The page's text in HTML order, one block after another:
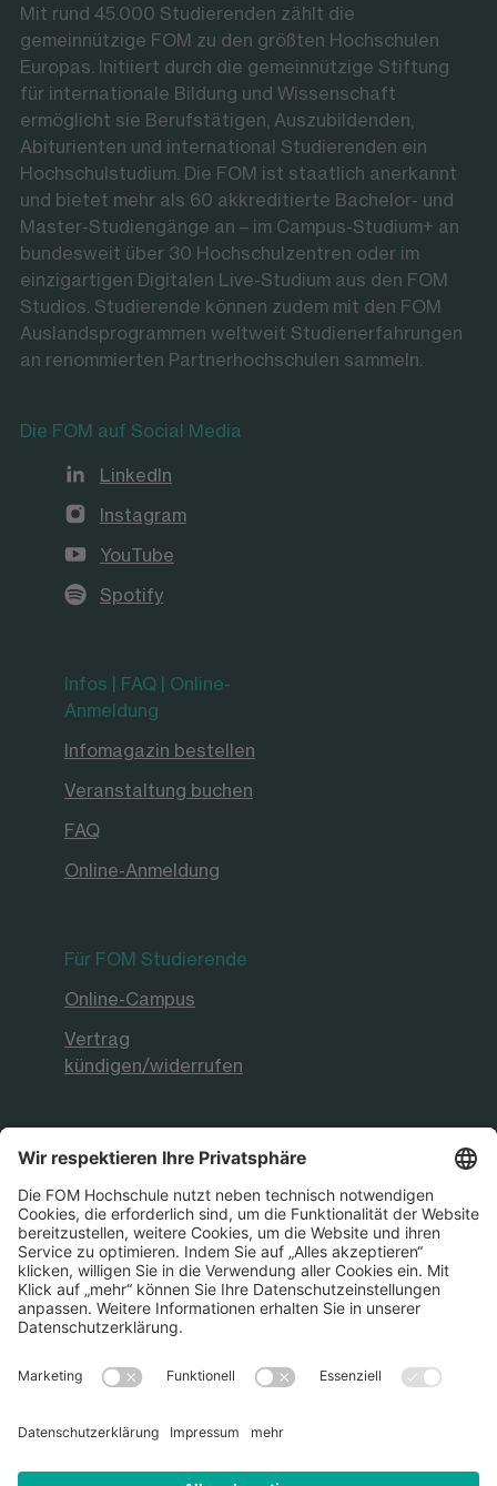
Mit rund 45.000 Studierenden zählt die
gemeinnützige FOM zu den größten Hochschulen
Europas. Initiiert durch die gemeinnützige Stiftung
für internationale Bildung und Wissenschaft
ermöglicht sie Berufstätigen, Auszubildenden,
Abiturienten und international Studierenden ein
Hochschulstudium. Die FOM ist staatlich anerkannt
und bietet mehr als 60 akkreditierte Bachelor- und
Master-Studiengänge an – im Campus-Studium+ an
bundesweit über 30 Hochschulzentren oder im
einzigartigen Digitalen Live-Studium aus den FOM
Studios. Studierende können zudem mit den FOM
Auslandsprogrammen weltweit Studienerfahrungen
an renommierten Partnerhochschulen sammeln.
Die FOM auf Social Media
LinkedIn
Instagram
YouTube
Spotify
Infos | FAQ | Online-
Anmeldung
Infomagazin bestellen
Veranstaltung buchen
FAQ
Online-Anmeldung
Für FOM Studierende
Online-Campus
Vertrag
kündigen/widerrufen
FOM Hochschule
Aktuelles & Presse
FOM International
FOM German-Sino School
Die FOM Hochschule ist akkreditiert sowie
staatlich und international anerkannt